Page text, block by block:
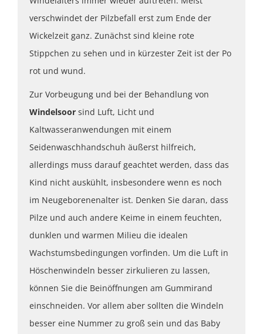
verschwindet der Pilzbefall erst zum Ende der
Wickelzeit ganz. Zunächst sind kleine rote
Stippchen zu sehen und in kürzester Zeit ist der Po
rot und wund.
Zur Vorbeugung und bei der Behandlung von
Windelsoor sind Luft, Licht und
Kaltwasseranwendungen mit einem
Seidenwaschhandschuh äußerst hilfreich,
allerdings muss darauf geachtet werden, dass das
Kind nicht auskühlt, insbesondere wenn es noch
im Neugeborenenalter ist. Denken Sie daran, dass
Pilze und auch andere Keime in einem feuchten,
dunklen und warmen Milieu die idealen
Wachstumsbedingungen vorfinden. Um die Luft in
Höschenwindeln besser zirkulieren zu lassen,
können Sie die Beinöffnungen am Gummirand
einschneiden. Vor allem aber sollten die Windeln
besser eine Nummer zu groß sein und das Baby